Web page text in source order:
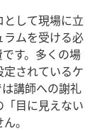
して現場に立
ラムを受ける必
す。多くの場
されているケ
講師への謝礼
目に見えない
。